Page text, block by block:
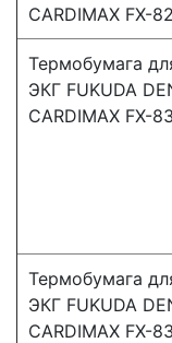
CARDIMAX FX-
Термобумага
ЭКГ FUKUDA
CARDIMAX FX-
Термобумага
ЭКГ FUKUDA
CARDIMAX FX-